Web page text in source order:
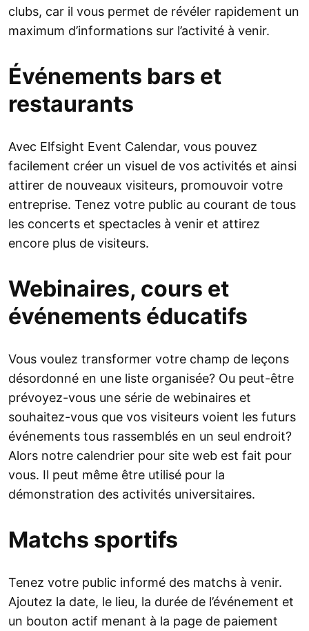
clubs, car il vous permet de révéler rapidement un
maximum d’informations sur l’activité à venir.
Événements bars et
restaurants
Avec Elfsight Event Calendar, vous pouvez
facilement créer un visuel de vos activités et ainsi
attirer de nouveaux visiteurs, promouvoir votre
entreprise. Tenez votre public au courant de tous
les concerts et spectacles à venir et attirez
encore plus de visiteurs.
Webinaires, cours et
événements éducatifs
Vous voulez transformer votre champ de leçons
désordonné en une liste organisée? Ou peut-être
prévoyez-vous une série de webinaires et
souhaitez-vous que vos visiteurs voient les futurs
événements tous rassemblés en un seul endroit?
Alors notre calendrier pour site web est fait pour
vous. Il peut même être utilisé pour la
démonstration des activités universitaires.
Matchs sportifs
Tenez votre public informé des matchs à venir.
Ajoutez la date, le lieu, la durée de l’événement et
un bouton actif menant à la page de paiement